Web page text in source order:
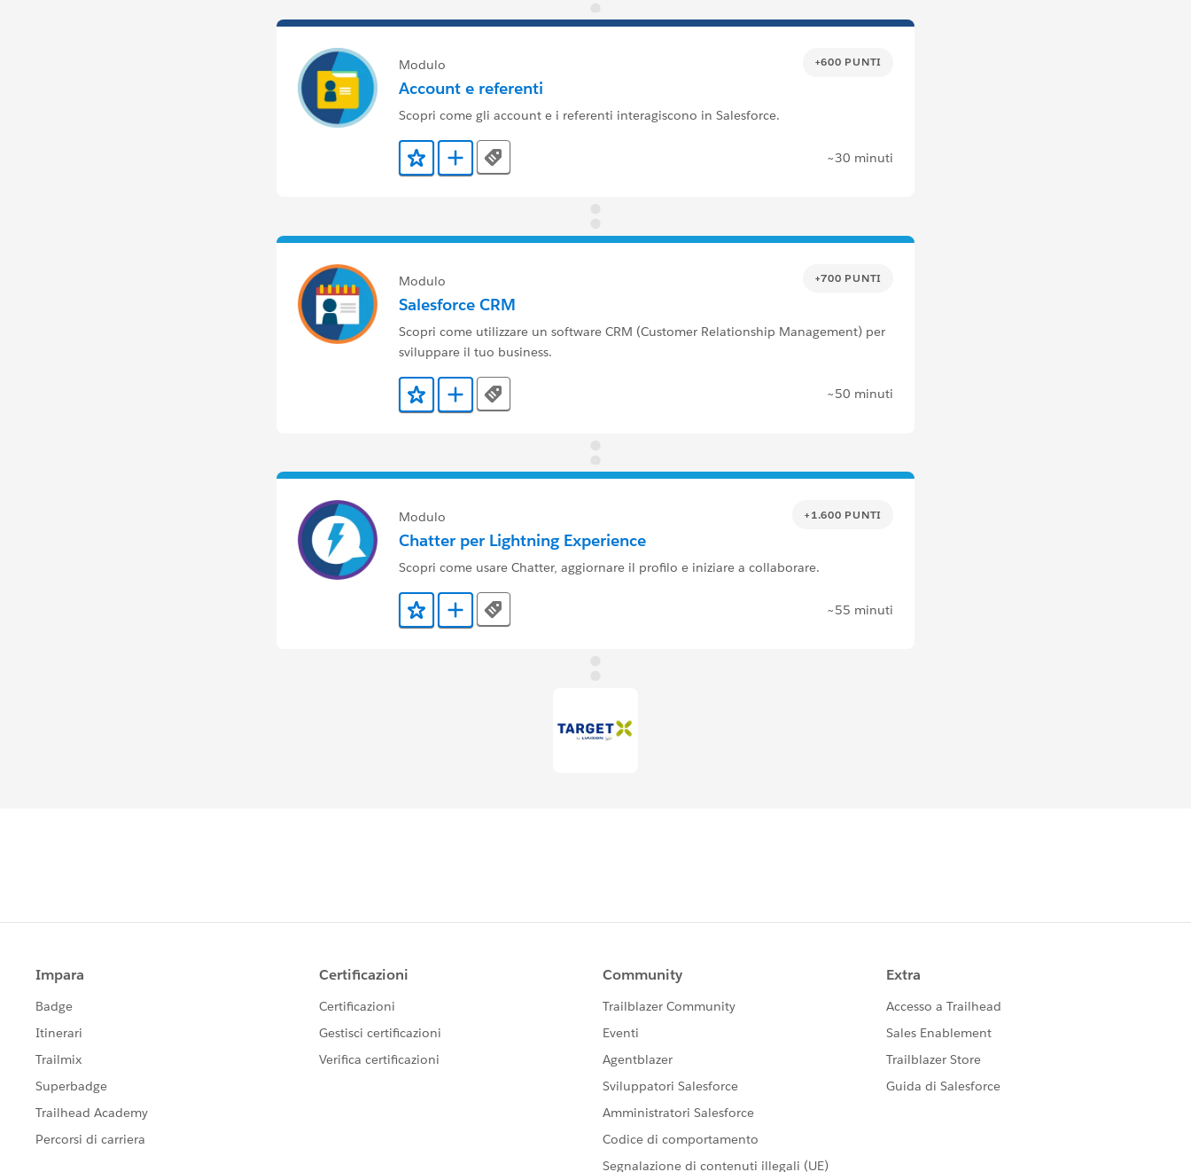
+600 PUNTI
Modulo
Account e referenti
Scopri come gli account e i referenti interagiscono in Salesforce.
Aggiunto ai preferiti
Aggiungi a Trailmix
Tags ~30 minuti
+700 PUNTI
Modulo
Salesforce CRM
Scopri come utilizzare un software CRM (Customer Relationship Management) per
sviluppare il tuo business.
Aggiunto ai preferiti
Aggiungi a Trailmix
Tags ~50 minuti
+1.600 PUNTI
Modulo
Chatter per Lightning Experience
Scopri come usare Chatter, aggiornare il profilo e iniziare a collaborare.
Aggiunto ai preferiti
Aggiungi a Trailmix
Tags ~55 minuti